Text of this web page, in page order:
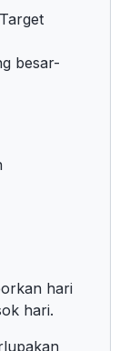
besar-
hari
hari.